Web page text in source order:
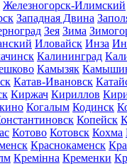
Железногорск-Илимский
Западная Двина
Зея Зима
Иловайск Инза
Калининград
Камызяк
Катав-Ивановск
Киржач Кириллов
Когалым Кодинск
Копейск
Котово Котовск Кохма
Краснокаменск
Кремінна Кременки